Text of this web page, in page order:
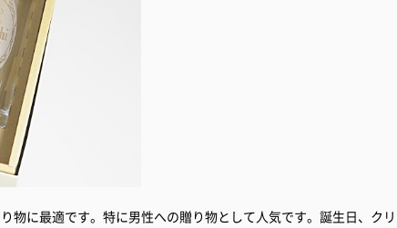
物に最適です。特に男性への贈り物として人気です。誕生日、クリ